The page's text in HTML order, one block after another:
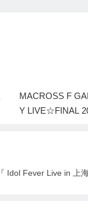
MACROSS F
Y LIVE☆FINAL